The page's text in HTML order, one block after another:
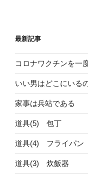
タ
コ
エ
プ
レ
ス
歳』”
の
最新記事
コロナワクチンを一
いい男はどこにいる
家事は兵站である
道具(5) 包丁
道具(4) フライパン
道具(3) 炊飯器